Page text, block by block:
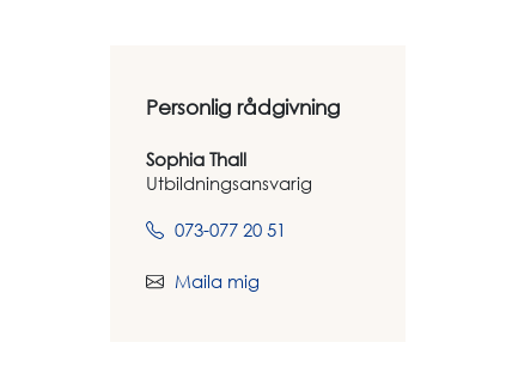
Personlig rådgivning
Sophia Thall
Utbildningsansvarig
073-077 20 51
Maila mig